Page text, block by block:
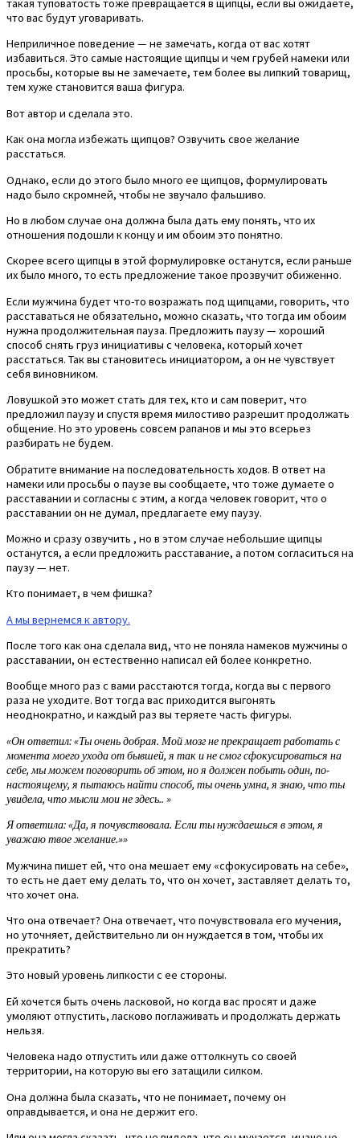
такая туповатость тоже превращается в щипцы, если вы ожидаете,
что вас будут уговаривать.
Неприличное поведение — не замечать, когда от вас хотят
избавиться. Это самые настоящие щипцы и чем грубей намеки или
просьбы, которые вы не замечаете, тем более вы липкий товарищ,
тем хуже становится ваша фигура.
Вот автор и сделала это.
Как она могла избежать щипцов? Озвучить свое желание
расстаться.
Однако, если до этого было много ее щипцов, формулировать
надо было скромней, чтобы не звучало фальшиво.
Но в любом случае она должна была дать ему понять, что их
отношения подошли к концу и им обоим это понятно.
Скорее всего щипцы в этой формулировке останутся, если раньше
их было много, то есть предложение такое прозвучит обиженно.
Если мужчина будет что-то возражать под щипцами, говорить, что
расставаться не обязательно, можно сказать, что тогда им обоим
нужна продолжительная пауза. Предложить паузу — хороший
способ снять груз инициативы с человека, который хочет
расстаться. Так вы становитесь инициатором, а он не чувствует
себя виновником.
Ловушкой это может стать для тех, кто и сам поверит, что
предложил паузу и спустя время милостиво разрешит продолжать
общение. Но это уровень совсем рапанов и мы это всерьез
разбирать не будем.
Обратите внимание на последовательность ходов. В ответ на
намеки или просьбы о паузе вы сообщаете, что тоже думаете о
расставании и согласны с этим, а когда человек говорит, что о
расставании он не думал, предлагаете ему паузу.
Можно и сразу озвучить , но в этом случае небольшие щипцы
останутся, а если предложить расставание, а потом согласиться на
паузу — нет.
Кто понимает, в чем фишка?
А мы вернемся к автору.
После того как она сделала вид, что не поняла намеков мужчины о
расставании, он естественно написал ей более конкретно.
Вообще много раз с вами расстаются тогда, когда вы с первого
раза не уходите. Вот тогда вас приходится выгонять
неоднократно, и каждый раз вы теряете часть фигуры.
«Он ответил: «Ты очень добрая. Мой мозг не прекращает работать с
момента моего ухода от бывшей, я так и не смог сфокусироваться на
себе, мы можем поговорить об этом, но я должен побыть один, по-
настоящему, я пытаюсь найти способ, ты очень умна, я знаю, что ты
увидела, что мысли мои не здесь.. »
Я ответила: «Да, я почувствовала. Если ты нуждаешься в этом, я
уважаю твое желание.»»
Мужчина пишет ей, что она мешает ему «сфокусировать на себе»,
то есть не дает ему делать то, что он хочет, заставляет делать то,
что хочет она.
Что она отвечает? Она отвечает, что почувствовала его мучения,
но уточняет, действительно ли он нуждается в том, чтобы их
прекратить?
Это новый уровень липкости с ее стороны.
Ей хочется быть очень ласковой, но когда вас просят и даже
умоляют отпустить, ласково поглаживать и продолжать держать
нельзя.
Человека надо отпустить или даже оттолкнуть со своей
территории, на которую вы его затащили силком.
Она должна была сказать, что не понимает, почему он
оправдывается, и она не держит его.